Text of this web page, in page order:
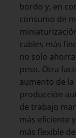
bordo y, en
consumo de
cables más
no solo
peso. Otra
aumento de
producción
de trabajo
más eficiente
más flexible